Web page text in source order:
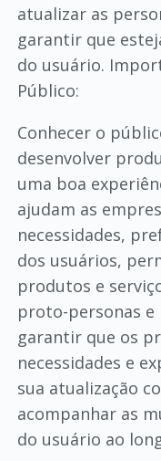
atualizar as
garantir que
do usuário.
Público:
Conhecer o
desenvolver
uma boa
ajudam as
necessidades,
dos usuários,
produtos e
proto-personas e
garantir que os
necessidades e
sua atualização
acompanhar as
do usuário ao